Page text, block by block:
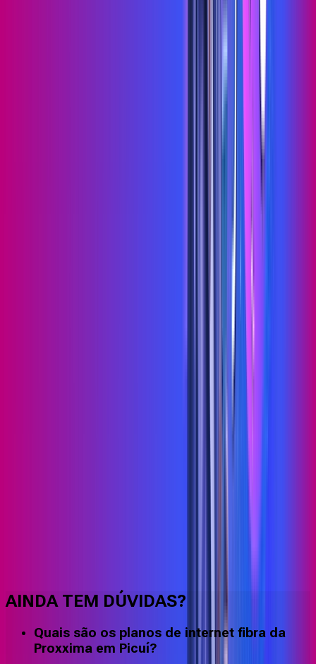
AINDA TEM DÚVIDAS?
Quais são os planos de internet fibra da
Proxxima em Picuí?